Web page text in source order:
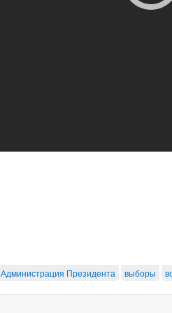
Администрация Президента выборы